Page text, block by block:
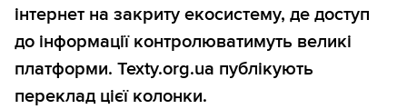
інтернет на закриту екосистему, де доступ
до інформації контролюватимуть великі
платформи. Texty.org.ua публікують
переклад цієї колонки.